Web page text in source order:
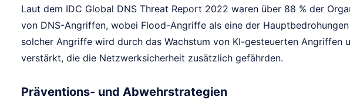
Laut dem IDC Global DNS Threat Report 2022 waren über 88 % der
von DNS-Angriffen, wobei Flood-Angriffe als eine der
solcher Angriffe wird durch das Wachstum von KI-gesteuerten Angriffen
verstärkt, die die Netzwerksicherheit zusätzlich gefährden.
Präventions- und Abwehrstrategien